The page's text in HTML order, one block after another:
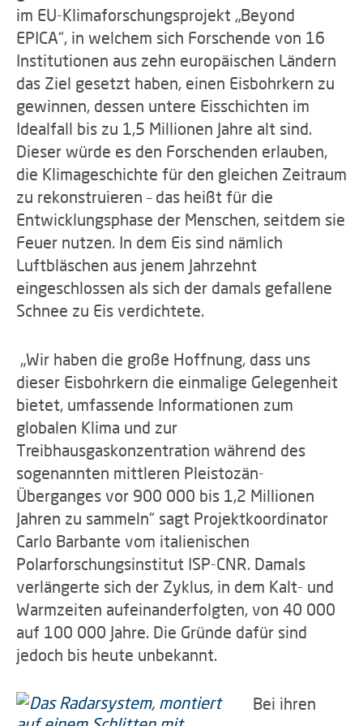
im EU-Klimaforschungsprojekt „Beyond
EPICA“, in welchem sich Forschende von 16
Institutionen aus zehn europäischen Ländern
das Ziel gesetzt haben, einen Eisbohrkern zu
gewinnen, dessen untere Eisschichten im
Idealfall bis zu 1,5 Millionen Jahre alt sind.
Dieser würde es den Forschenden erlauben,
die Klimageschichte für den gleichen Zeitraum
zu rekonstruieren – das heißt für die
Entwicklungsphase der Menschen, seitdem sie
Feuer nutzen. In dem Eis sind nämlich
Luftbläschen aus jenem Jahrzehnt
eingeschlossen als sich der damals gefallene
Schnee zu Eis verdichtete.
„Wir haben die große Hoffnung, dass uns
dieser Eisbohrkern die einmalige Gelegenheit
bietet, umfassende Informationen zum
globalen Klima und zur
Treibhausgaskonzentration während des
sogenannten mittleren Pleistozän-
Überganges vor 900 000 bis 1,2 Millionen
Jahren zu sammeln“ sagt Projektkoordinator
Carlo Barbante vom italienischen
Polarforschungsinstitut ISP-CNR. Damals
verlängerte sich der Zyklus, in dem Kalt- und
Warmzeiten aufeinanderfolgten, von 40 000
auf 100 000 Jahre. Die Gründe dafür sind
jedoch bis heute unbekannt.
Bei ihren